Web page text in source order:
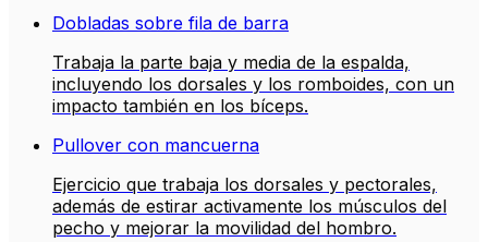
Dobladas sobre fila de barra
Trabaja la parte baja y media de la espalda,
incluyendo los dorsales y los romboides, con un
impacto también en los bíceps.
Pullover con mancuerna
Ejercicio que trabaja los dorsales y pectorales,
además de estirar activamente los músculos del
pecho y mejorar la movilidad del hombro.